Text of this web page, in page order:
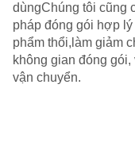
dùngChúng tôi cũng
pháp đóng gói hợp
phẩm thổi,làm giảm
không gian đóng
vận chuyển.